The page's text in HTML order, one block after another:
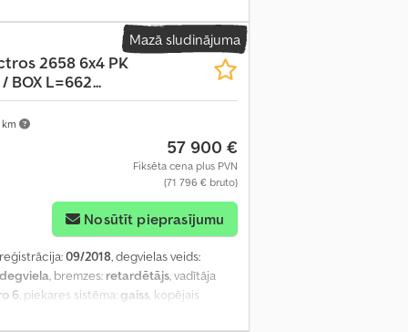
gaisa kondicionēšana, kruīza
Mazā sludinājuma
2658 6x4 PK
BOX L=662...
57 900 €
Fiksēta cena plus PVN
(71 796 € bruto)
Nosūtīt pieprasījumu
09/2018, degvielas veids:
, bremzes: retardētājs, vadītāja
6, piekares sistēma: gaiss, kopējais